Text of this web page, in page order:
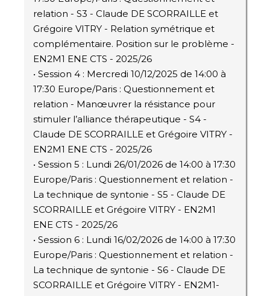
relation - S3 - Claude DE SCORRAILLE et
Grégoire VITRY - Relation symétrique et
complémentaire. Position sur le problème -
EN2M1 ENE CTS - 2025/26
• Session 4 : Mercredi 10/12/2025 de 14:00 à
17:30 Europe/Paris : Questionnement et
relation - Manœuvrer la résistance pour
stimuler l’alliance thérapeutique - S4 -
Claude DE SCORRAILLE et Grégoire VITRY -
EN2M1 ENE CTS - 2025/26
• Session 5 : Lundi 26/01/2026 de 14:00 à 17:30
Europe/Paris : Questionnement et relation -
La technique de syntonie - S5 - Claude DE
SCORRAILLE et Grégoire VITRY - EN2M1
ENE CTS - 2025/26
• Session 6 : Lundi 16/02/2026 de 14:00 à 17:30
Europe/Paris : Questionnement et relation -
La technique de syntonie - S6 - Claude DE
SCORRAILLE et Grégoire VITRY - EN2M1-